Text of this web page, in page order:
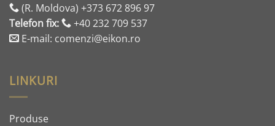
(R. Moldova) +373 672 896 97
Telefon fix:
+40 232 709 537
E-mail: comenzi@eikon.ro
LINKURI
Produse